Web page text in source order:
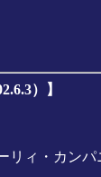
）】
ーリィ・カ